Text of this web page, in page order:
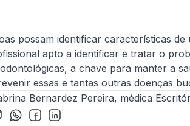
possam identificar características
apto a identificar e tratar o
a chave para manter a
essas e tantas outras doenças
Bernardez Pereira, médica